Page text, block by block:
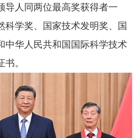
学院物理研究所陈立泉院